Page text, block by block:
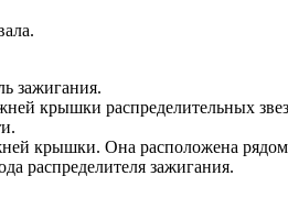
зажигания.
крышки распределительных
крышки. Она расположена рядом
распределителя зажигания.